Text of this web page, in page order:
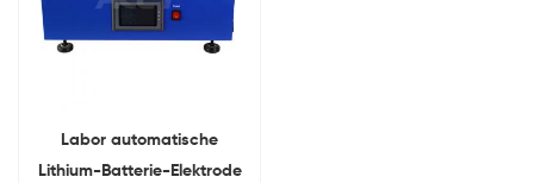
Labor automatische
Lithium-Batterie-Elektrode